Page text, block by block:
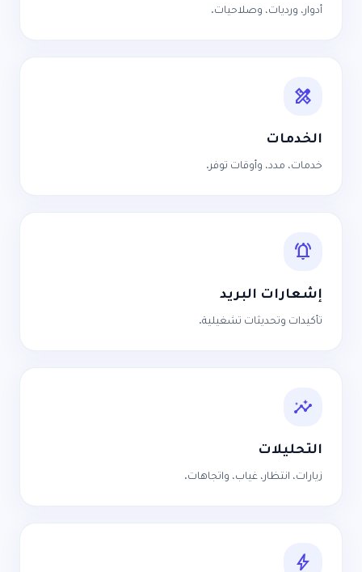
أدوار، ورديات، وصلاحيات.
design_services
الخدمات
خدمات، مدد، وأوقات توفر.
notifications_active
إشعارات البريد
تأكيدات وتحديثات تشغيلية.
insights
التحليلات
زيارات، انتظار، غياب، واتجاهات.
bolt